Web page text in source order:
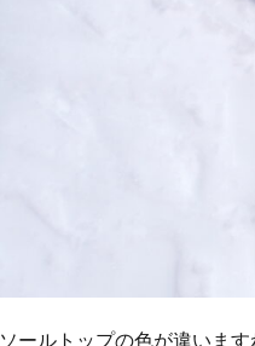
ソールトップの色が違います